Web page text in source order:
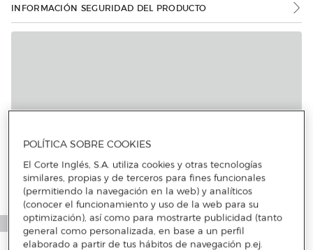
INFORMACIÓN SEGURIDAD DEL PRODUCTO
POLÍTICA SOBRE COOKIES
El Corte Inglés, S.A. utiliza cookies y otras tecnologías
similares, propias y de terceros para fines funcionales
(permitiendo la navegación en la web) y analíticos
(conocer el funcionamiento y uso de la web para su
optimización), así como para mostrarte publicidad (tanto
general como personalizada, en base a un perfil
elaborado a partir de tus hábitos de navegación p.ej.